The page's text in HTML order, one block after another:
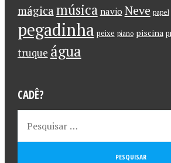
mágica música navio Neve papel
pegadinha peixe piano piscina
truque água
CADÊ?